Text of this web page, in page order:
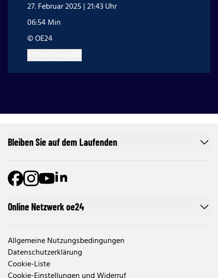
27. Februar 2025 | 21:43 Uhr
06:54 Min
© OE24
Online Netzwerk oe24
Allgemeine Nutzungsbedingungen
Datenschutzerklärung
Cookie-Liste
Bleiben Sie auf dem Laufenden